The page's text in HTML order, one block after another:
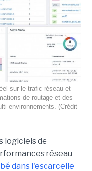
sur le trafic réseau et
de routage et des
environnements. (Crédit
logiciels de
réseau
dans l'escarcelle